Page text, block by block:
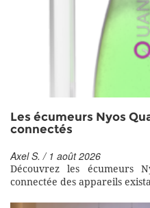
Les écumeurs Nyos
connectés
Axel S. / 1 août 2026
Découvrez les écumeurs
connectée des appareils